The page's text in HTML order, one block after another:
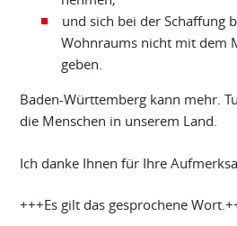
und sich bei der Schaffung
Wohnraums nicht mit dem
geben.
Baden-Württemberg kann mehr.
die Menschen in unserem Land.
Ich danke Ihnen für Ihre
+++Es gilt das gesprochene